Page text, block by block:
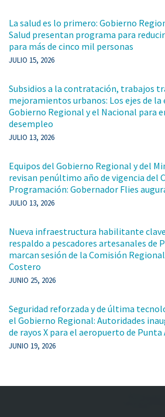
La salud es lo primero: Gobierno
Salud presentan programa para
para más de cinco mil personas
JULIO 15, 2026
Subsidios a la contratación, trabajos
mejoramientos urbanos: Los ejes de
Gobierno Regional y el Nacional para
desempleo
JULIO 13, 2026
Equipos del Gobierno Regional y del
revisan penúltimo año de vigencia del
Programación: Gobernador Flies
JULIO 13, 2026
Nueva infraestructura habilitante
respaldo a pescadores artesanales de
marcan sesión de la Comisión
Costero
JUNIO 25, 2026
Seguridad reforzada y de última
el Gobierno Regional: Autoridades
de rayos X para el aeropuerto de Punta
JUNIO 19, 2026